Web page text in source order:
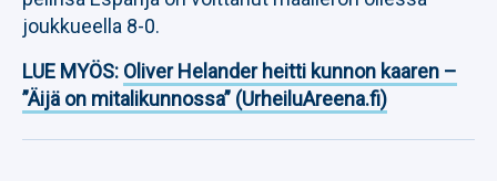
joukkueella 8-0.
LUE MYÖS: Oliver Helander heitti kunnon kaaren –
”Äijä on mitalikunnossa” (UrheiluAreena.fi)